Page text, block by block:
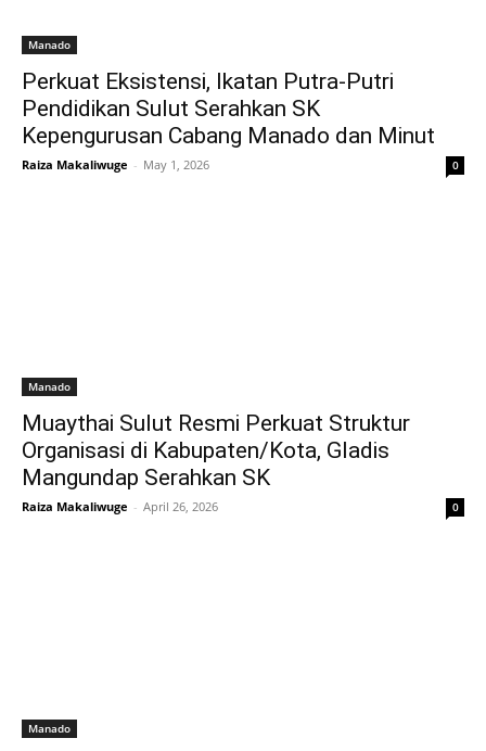
Manado
Perkuat Eksistensi, Ikatan Putra-Putri
Pendidikan Sulut Serahkan SK
Kepengurusan Cabang Manado dan Minut
Raiza Makaliwuge - May 1, 2026 0
Manado
Muaythai Sulut Resmi Perkuat Struktur
Organisasi di Kabupaten/Kota, Gladis
Mangundap Serahkan SK
Raiza Makaliwuge - April 26, 2026 0
Manado